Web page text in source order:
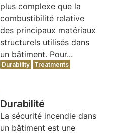
plus complexe que la
combustibilité relative
des principaux matériaux
structurels utilisés dans
un bâtiment. Pour...
Durability Treatments
Durabilité
La sécurité incendie dans
un bâtiment est une